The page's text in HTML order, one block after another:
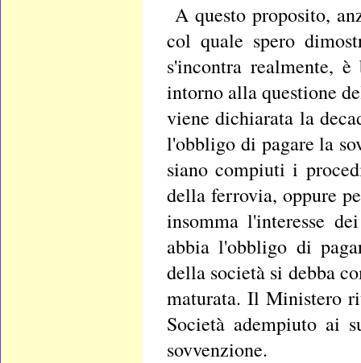
A questo proposito,
col quale spero
s'incontra realmente,
intorno alla questione
viene dichiarata la
l'obbligo di pagare la
siano compiuti i
della ferrovia, oppure
insomma l'interesse
abbia l'obbligo di
della società si debba
maturata. Il Ministero
Società adempiuto ai
sovvenzione.